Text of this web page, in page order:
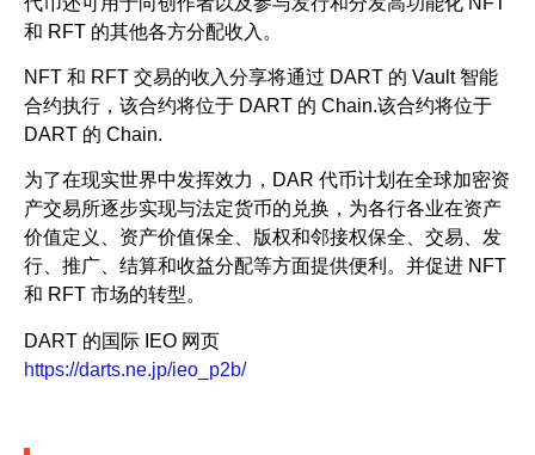
和 RFT 的其他各方分配收入。
NFT 和 RFT 交易的收入分享将通过 DART 的 Vault 智能
合约执行，该合约将位于 DART 的 Chain.该合约将位于
DART 的 Chain.
为了在现实世界中发挥效力，DAR 代币计划在全球加密资
产交易所逐步实现与法定货币的兑换，为各行各业在资产
价值定义、资产价值保全、版权和邻接权保全、交易、发
行、推广、结算和收益分配等方面提供便利。并促进 NFT
和 RFT 市场的转型。
DART 的国际 IEO 网页
https://darts.ne.jp/ieo_p2b/